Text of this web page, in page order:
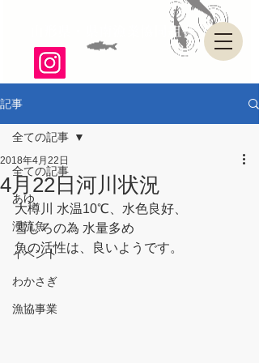
山形県・県南漁業協同組合
記事
全ての記事
あゆ
渓流魚
イベント
わかさぎ
漁協事業
全ての記事
4月22日河川状況
2018年4月22日
大樽川 水温10℃、水色良好、
雪しろの為 水量多め
魚の活性は、良いようです。